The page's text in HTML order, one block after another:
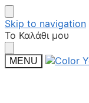
Skip to navigation
Το Καλάθι μου
MENU